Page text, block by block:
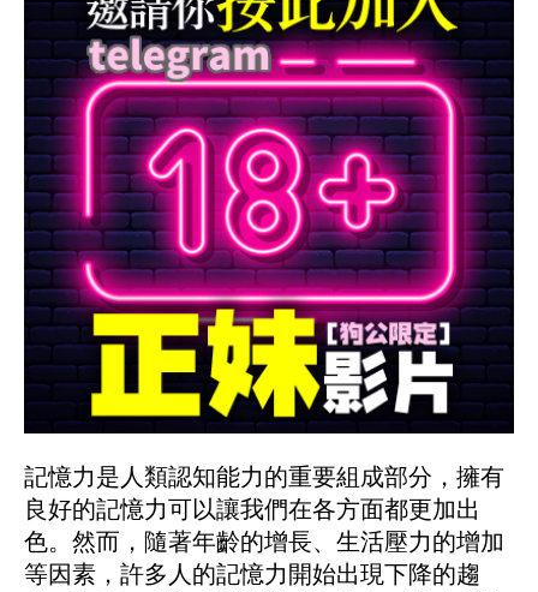
記憶力是人類認知能力的重要組成部分，擁有
良好的記憶力可以讓我們在各方面都更加出
色。然而，隨著年齡的增長、生活壓力的增加
等因素，許多人的記憶力開始出現下降的趨